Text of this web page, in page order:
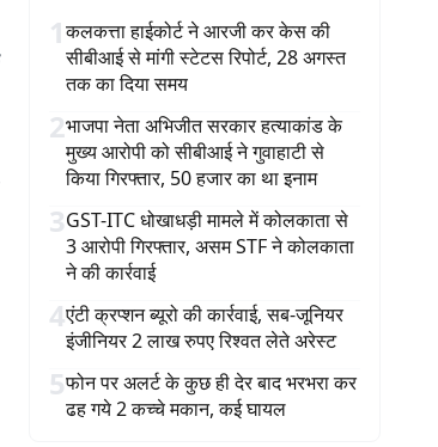
1कलकत्ता हाईकोर्ट ने आरजी कर केस की
सीबीआई से मांगी स्टेटस रिपोर्ट, 28 अगस्त
तक का दिया समय
2भाजपा नेता अभिजीत सरकार हत्याकांड के
मुख्य आरोपी को सीबीआई ने गुवाहाटी से
किया गिरफ्तार, 50 हजार का था इनाम
3GST-ITC धोखाधड़ी मामले में कोलकाता से
3 आरोपी गिरफ्तार, असम STF ने कोलकाता
ने की कार्रवाई
4एंटी क्रप्शन ब्यूरो की कार्रवाई, सब-जूनियर
इंजीनियर 2 लाख रुपए रिश्वत लेते अरेस्ट
5फोन पर अलर्ट के कुछ ही देर बाद भरभरा कर
ढह गये 2 कच्चे मकान, कई घायल